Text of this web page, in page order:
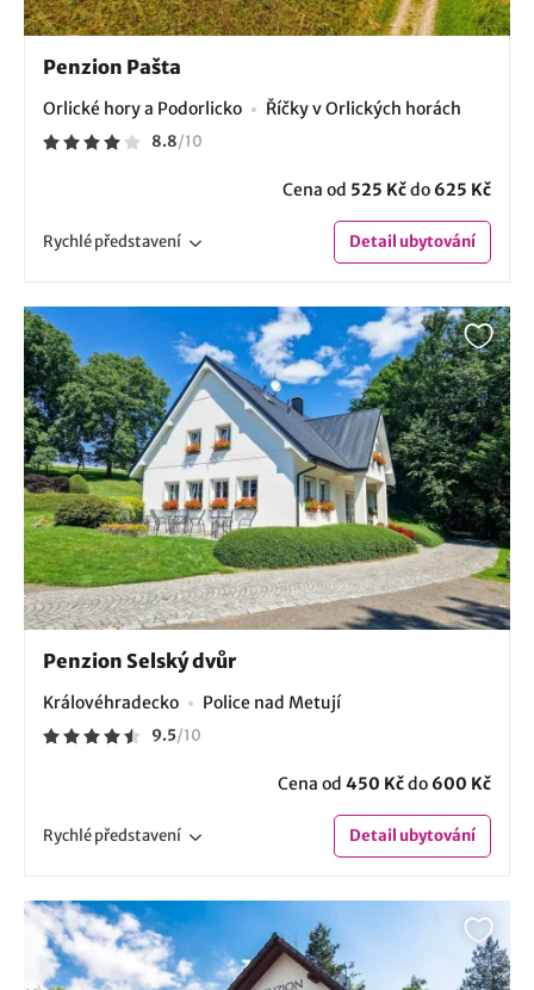
Penzion Pašta
Orlické hory a Podorlicko Říčky v Orlických horách
8.8/10
Cena od 525 Kčdo 625 Kč
Rychlépředstavení Detailubytování
Penzion Selský dvůr
Královéhradecko Police nad Metují
9.5/10
Cena od 450 Kčdo 600 Kč
Rychlépředstavení Detailubytování